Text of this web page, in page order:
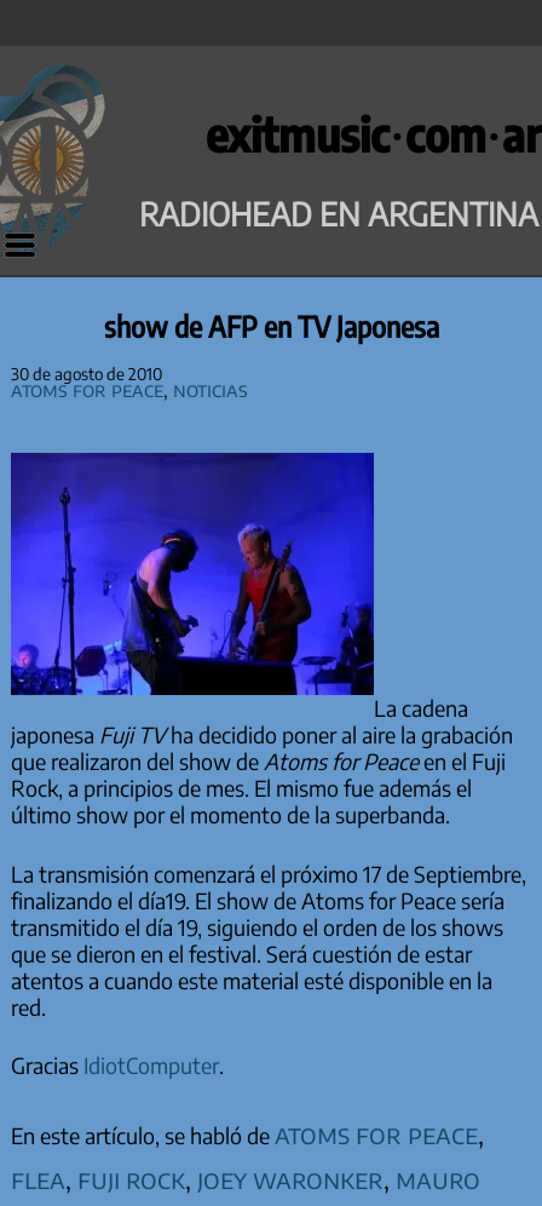
Saltar
al
contenido
exitmusic·com·ar
RADIOHEAD EN ARGENTINA
show de AFP en TV Japonesa
30 de agosto de 2010
Atoms for Peace, Noticias
La cadena
japonesa Fuji TVha decidido poner al aire la grabación
que realizaron del show de Atoms for Peaceen el Fuji
Rock, a principios de mes. El mismo fue además el
último show por el momento de la superbanda.
La transmisión comenzará el próximo 17 de Septiembre,
finalizando el día19. El show de Atoms for Peace sería
transmitido el día 19, siguiendo el orden de los shows
que se dieron en el festival. Será cuestión de estar
atentos a cuando este material esté disponible en la
red.
Gracias IdiotComputer.
En este artículo, se habló de atoms for peace,
flea, fuji rock, joey waronker, mauro